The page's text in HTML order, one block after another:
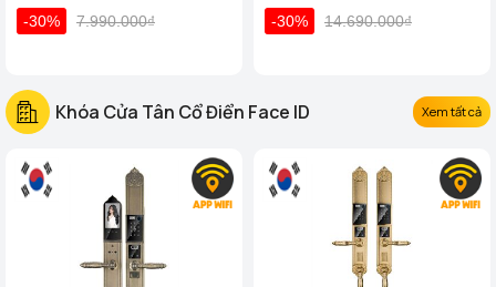
-30% 7.990.000₫ -30% 14.690.000₫
Khóa Cửa Tân Cổ Điển Face ID Xem tất cả